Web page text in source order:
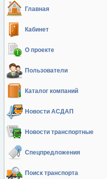
Главная
Кабинет
О проекте
Пользователи
Каталог компаний
Новости АСДАП
Новости транспортные
Спецпредложения
Поиск транспорта